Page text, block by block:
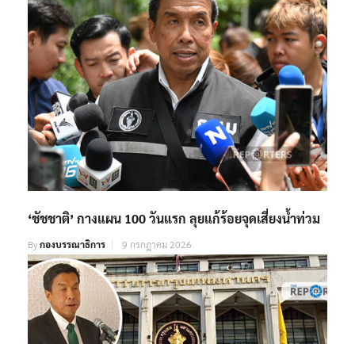
‘ชัชชาติ’ กางแผน 100 วันแรก ลุยแก้ร้อยจุดเสี่ยงน้ำท่วม
Byกองบรรณาธิการ 9 กรกฎาคม 2026